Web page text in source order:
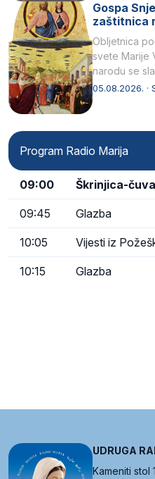
Gospa
zaštitnica
Obljetnica
svete Marije
narodu se
naziv,
05.08.2026. ·
Program Radio Marija
09:00 Škrinjica-
09:45 Glazba
10:05 Vijesti iz
10:15 Glazba
UDRUGA
Kameniti stol